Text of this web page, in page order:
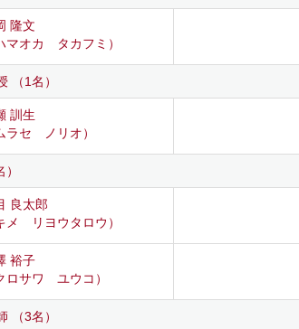
隆文
マオカ タカフミ）
（1名）
訓生
ラセ ノリオ）
良太郎
メ リヨウタロウ）
裕子
ロサワ ユウコ）
（3名）